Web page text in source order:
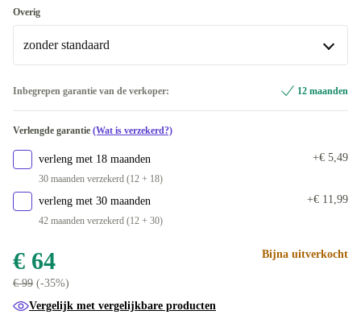
zwart
Beschikbaar in andere configuraties
grijs
Overig
zonder standaard
Beschikbaar in andere configuraties
Inbegrepen garantie van de verkoper: 12 maanden
Verlengde garantie (Wat is verzekerd?)
verleng met 18 maanden
30 maanden verzekerd (12 + 18)
+€ 5,49
verleng met 30 maanden
42 maanden verzekerd (12 + 30)
+€ 11,99
€ 64
€ 99 (-35%)
Bijna uitverkocht
Vergelijk met vergelijkbare producten